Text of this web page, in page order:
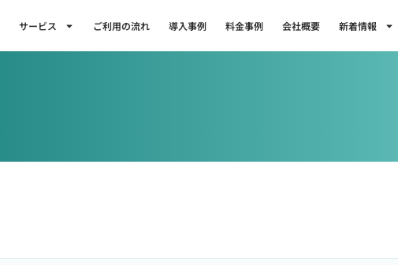
サービス ご利用の流れ 導入事例 料金事例 会社概要 新着情報